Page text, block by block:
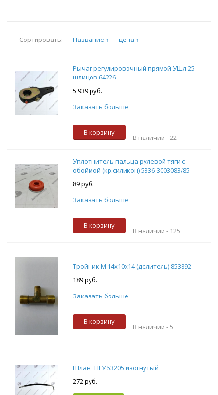
Сортировать: Название ↑ цена ↑
Рычаг регулировочный прямой УШл 25
шлицов 64226
5 939 руб.
Заказать больше
В корзину
В наличии -22
Уплотнитель пальца рулевой тяги с
обоймой (кр.силикон) 5336-3003083/85
89 руб.
Заказать больше
В корзину
В наличии - 125
Тройник М 14х10х14 (делитель) 853892
189 руб.
Заказать больше
В корзину
В наличии -5
Шланг ПГУ 53205 изогнутый
272 руб.